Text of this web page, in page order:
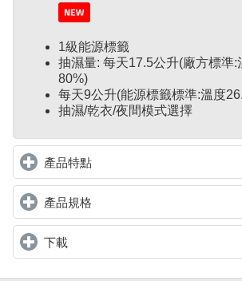
1級能源標籤
抽濕量: 每天17.5公升(廠方標準:
80%)
每天9公升(能源標籤標準:溫度
抽濕/乾衣/夜間模式選擇
產品特點click to expand contents
產品規格
下載click to expand contents